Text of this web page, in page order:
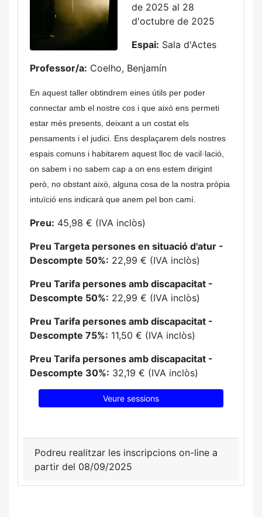
de 2025 al 28
d'octubre de 2025
Espai: Sala d'Actes
Professor/a: Coelho, Benjamín
En aquest taller obtindrem eines útils per poder
connectar amb el nostre cos i que això ens permeti
estar més presents, deixant a un costat els
pensaments i el judici. Ens desplaçarem dels nostres
espais comuns i habitarem aquest lloc de vacil·lació,
on sabem i no sabem cap a on ens estem dirigint
però, no obstant això, alguna cosa de la nostra pròpia
intuïció ens indicarà que anem pel bon camí.
Preu: 45,98 € (IVA inclòs)
Preu Targeta persones en situació d'atur -
Descompte 50%: 22,99 € (IVA inclòs)
Preu Tarifa persones amb discapacitat -
Descompte 50%: 22,99 € (IVA inclòs)
Preu Tarifa persones amb discapacitat -
Descompte 75%: 11,50 € (IVA inclòs)
Preu Tarifa persones amb discapacitat -
Descompte 30%: 32,19 € (IVA inclòs)
Veure sessions
Podreu realitzar les inscripcions on-line a
partir del 08/09/2025